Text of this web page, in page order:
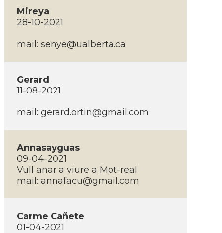
Mireya
28-10-2021
mail: senye@ualberta.ca
Gerard
11-08-2021
mail: gerard.ortin@gmail.com
Annasayguas
09-04-2021
Vull anar a viure a Mot-real
mail: annafacu@gmail.com
Carme Cañete
01-04-2021